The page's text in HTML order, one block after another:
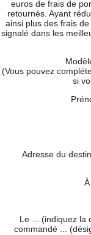
euros de frais de
retournés. Ayant
ainsi plus des frais
signalé dans les
(Vous pouvez
si
Adresse du
Le ... (indiquez la
commandé ...